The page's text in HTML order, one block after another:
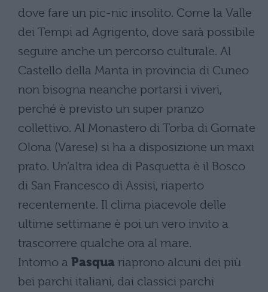
dove fare un pic-nic insolito. Come la Valle
dei Tempi ad Agrigento, dove sarà possibile
seguire anche un percorso culturale. Al
Castello della Manta in provincia di Cuneo
non bisogna neanche portarsi i viveri,
perché è previsto un super pranzo
collettivo. Al Monastero di Torba di Gornate
Olona (Varese) si ha a disposizione un maxi
prato. Un’altra idea di Pasquetta è il Bosco
di San Francesco di Assisi, riaperto
recentemente. Il clima piacevole delle
ultime settimane è poi un vero invito a
trascorrere qualche ora al mare.
Intorno a Pasqua riaprono alcuni dei più
bei parchi italiani, dai classici parchi